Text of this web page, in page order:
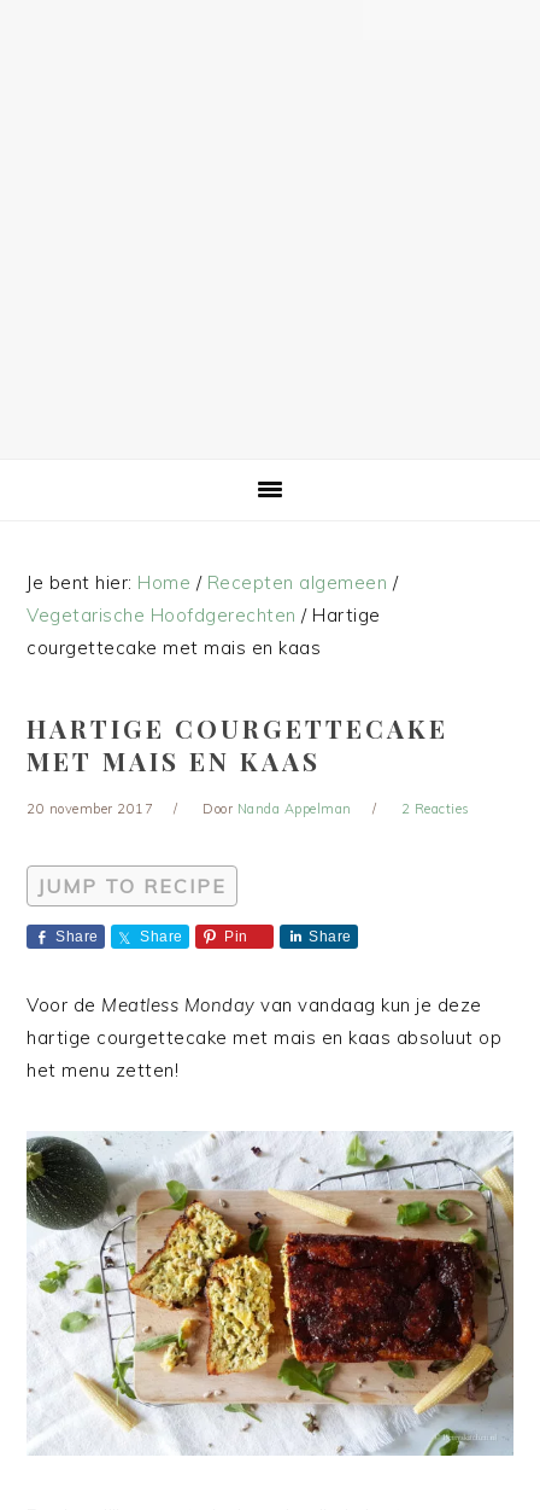
Je bent hier: Home / Recepten algemeen /
Vegetarische Hoofdgerechten /Hartige
courgettecake met mais en kaas
HARTIGE COURGETTECAKE
MET MAIS EN KAAS
20 november 2017 Door Nanda Appelman 2 Reacties
JUMP TO RECIPE
Share Share Pin Share
Voor de Meatless Monday van vandaag kun je deze
hartige courgettecake met mais en kaas absoluut op
het menu zetten!